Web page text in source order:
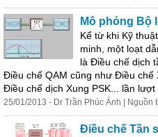
Mô phỏng Bộ
Kể từ khi Kỹ
minh, một loạt
là Điều chế dịch
Điều chế QAM cũng như Điều chế
Điều chế dịch Xung PSK... lần lượt
25/01/2013 - Dr Trần Phúc Ánh | Nguồn
Điều chế Tần